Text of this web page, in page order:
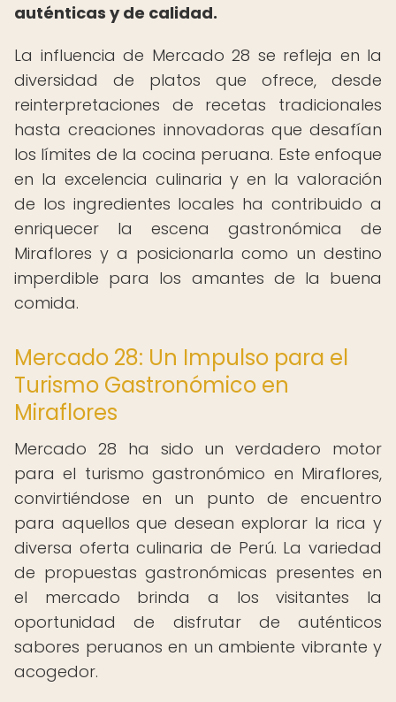
auténticas y de calidad.
La influencia de Mercado 28 se refleja en la
diversidad de platos que ofrece, desde
reinterpretaciones de recetas tradicionales
hasta creaciones innovadoras que desafían
los límites de la cocina peruana. Este enfoque
en la excelencia culinaria y en la valoración
de los ingredientes locales ha contribuido a
enriquecer la escena gastronómica de
Miraflores y a posicionarla como un destino
imperdible para los amantes de la buena
comida.
Mercado 28: Un Impulso para el
Turismo Gastronómico en
Miraflores
Mercado 28 ha sido un verdadero motor
para el turismo gastronómico en Miraflores,
convirtiéndose en un punto de encuentro
para aquellos que desean explorar la rica y
diversa oferta culinaria de Perú. La variedad
de propuestas gastronómicas presentes en
el mercado brinda a los visitantes la
oportunidad de disfrutar de auténticos
sabores peruanos en un ambiente vibrante y
acogedor.